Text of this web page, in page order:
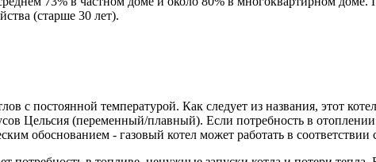
(старше 30 лет).
с постоянной температурой. Как следует из названия, этот
Цельсия (переменный/плавный). Если потребность в
обоснованием - газовый котел может работать в соответствии